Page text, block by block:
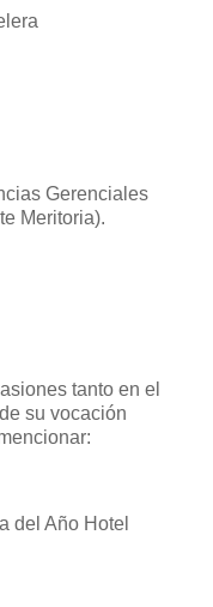
Gerenciales
Meritoria).
tanto en el
su vocación
del Año Hotel